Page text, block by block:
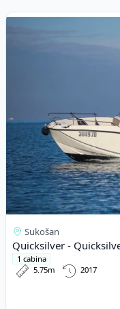
View details for
Sukošan
Quicksilver -
1 cabina
5.75m
2017